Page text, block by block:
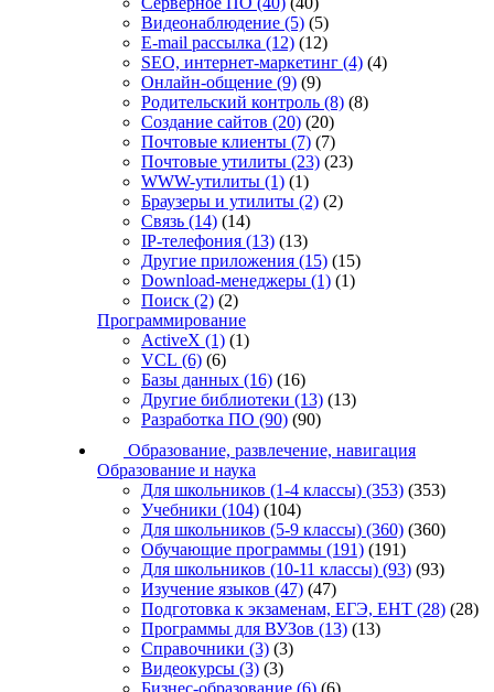
Видеонаблюдение (5) (5)
E-mail рассылка (12) (12)
SEO, интернет-маркетинг (4) (4)
Онлайн-общение (9) (9)
Родительский контроль (8) (8)
Создание сайтов (20) (20)
Почтовые клиенты (7) (7)
Почтовые утилиты (23) (23)
WWW-утилиты (1) (1)
Браузеры и утилиты (2) (2)
Связь (14) (14)
IP-телефония (13) (13)
Другие приложения (15) (15)
Download-менеджеры (1) (1)
Поиск (2) (2)
Программирование
ActiveX (1) (1)
VCL (6) (6)
Базы данных (16) (16)
Другие библиотеки (13) (13)
Разработка ПО (90) (90)
Образование, развлечение, навигация
Образование и наука
Для школьников (1-4 классы) (353) (353)
Учебники (104) (104)
Для школьников (5-9 классы) (360) (360)
Обучающие программы (191) (191)
Для школьников (10-11 классы) (93) (93)
Изучение языков (47) (47)
Подготовка к экзаменам, ЕГЭ, ЕНТ (28) (28)
Программы для ВУЗов (13) (13)
Справочники (3) (3)
Видеокурсы (3) (3)